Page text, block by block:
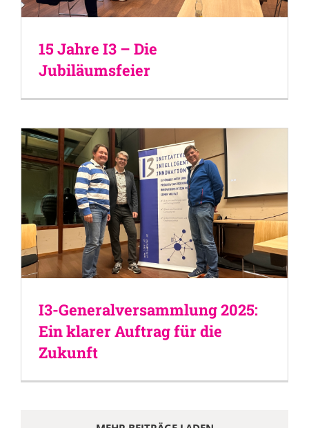
15 Jahre I3 – Die
Jubiläumsfeier
I3-Generalversammlung 2025:
Ein klarer Auftrag für die
Zukunft